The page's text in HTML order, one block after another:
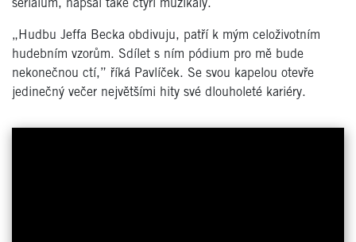
seriálům, napsal také čtyři muzikály.
„Hudbu Jeffa Becka obdivuju, patří k mým celoživotním
hudebním vzorům. Sdílet s ním pódium pro mě bude
nekonečnou ctí,” říká Pavlíček. Se svou kapelou otevře
jedinečný večer největšími hity své dlouholeté kariéry.